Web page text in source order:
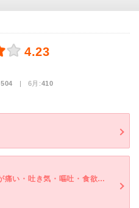
4.23
504 | 6月:410
発熱・頭が痛い・だるい・喉が痛い・吐き気・嘔吐・食欲不振・体調不良